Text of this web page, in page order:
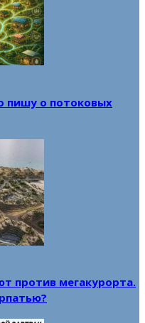
пишу о потоковых
против мегакурорта.